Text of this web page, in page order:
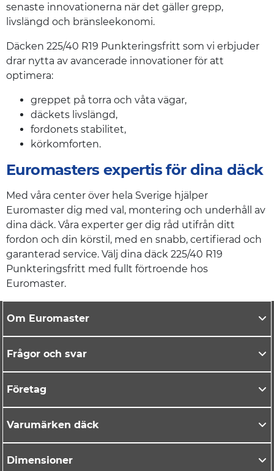
senaste innovationerna när det gäller grepp,
livslängd och bränsleekonomi.
Däcken 225/40 R19 Punkteringsfritt som vi erbjuder
drar nytta av avancerade innovationer för att
optimera:
greppet på torra och våta vägar,
däckets livslängd,
fordonets stabilitet,
körkomforten.
Euromasters expertis för dina däck
Med våra center över hela Sverige hjälper
Euromaster dig med val, montering och underhåll av
dina däck. Våra experter ger dig råd utifrån ditt
fordon och din körstil, med en snabb, certifierad och
garanterad service. Välj dina däck 225/40 R19
Punkteringsfritt med fullt förtroende hos
Euromaster.
Om Euromaster
Frågor och svar
Företag
Varumärken däck
Dimensioner